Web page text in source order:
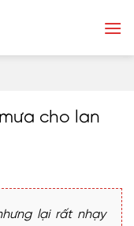
cho lan
lại rất nhạy